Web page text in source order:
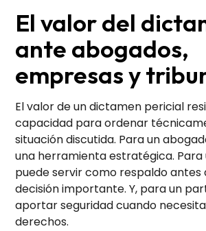
El valor del
ante abogados,
empresas y
El valor de un dictamen pericial
capacidad para ordenar
situación discutida. Para un
una herramienta estratégica. Para
puede servir como respaldo antes
decisión importante. Y, para un
aportar seguridad cuando
derechos.